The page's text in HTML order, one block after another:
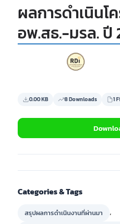
ผลการดำเนินโ
อพ.สธ.-มรล. ปี
0.00 KB 8 Downloads 1
Categories & Tags
สรุปผลการดำเนินงานที่ผ่านมา ,